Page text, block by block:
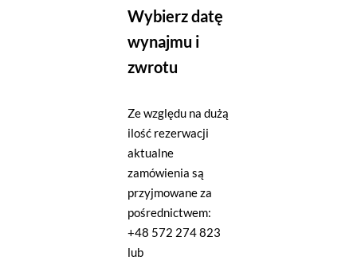
Wybierz datę
wynajmu i
zwrotu
Ze względu na dużą
ilość rezerwacji
aktualne
zamówienia są
przyjmowane za
pośrednictwem:
+48 572 274 823
lub